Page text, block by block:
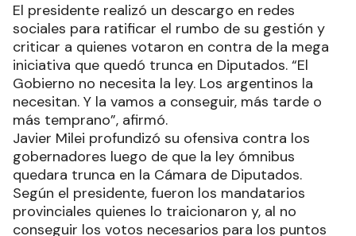
El presidente realizó un descargo en redes
sociales para ratificar el rumbo de su gestión y
criticar a quienes votaron en contra de la mega
iniciativa que quedó trunca en Diputados. “El
Gobierno no necesita la ley. Los argentinos la
necesitan. Y la vamos a conseguir, más tarde o
más temprano”, afirmó.
Javier Milei profundizó su ofensiva contra los
gobernadores luego de que la ley ómnibus
quedara trunca en la Cámara de Diputados.
Según el presidente, fueron los mandatarios
provinciales quienes lo traicionaron y, al no
conseguir los votos necesarios para los puntos